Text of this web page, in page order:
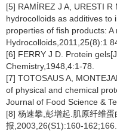
[5] RAMÍREZ J A, URESTI
hydrocolloids as additives to
properties of fish products: A
Hydrocolloids,2011,25(8):1
[6] FERRY J D. Protein
Chemistry,1948,4:1-78.
[7] TOTOSAUS A,
of physical and chemical
Journal of Food Science &
[8] 杨速攀,彭增起.肌原纤维
报,2003,26(S1):160-162;166.